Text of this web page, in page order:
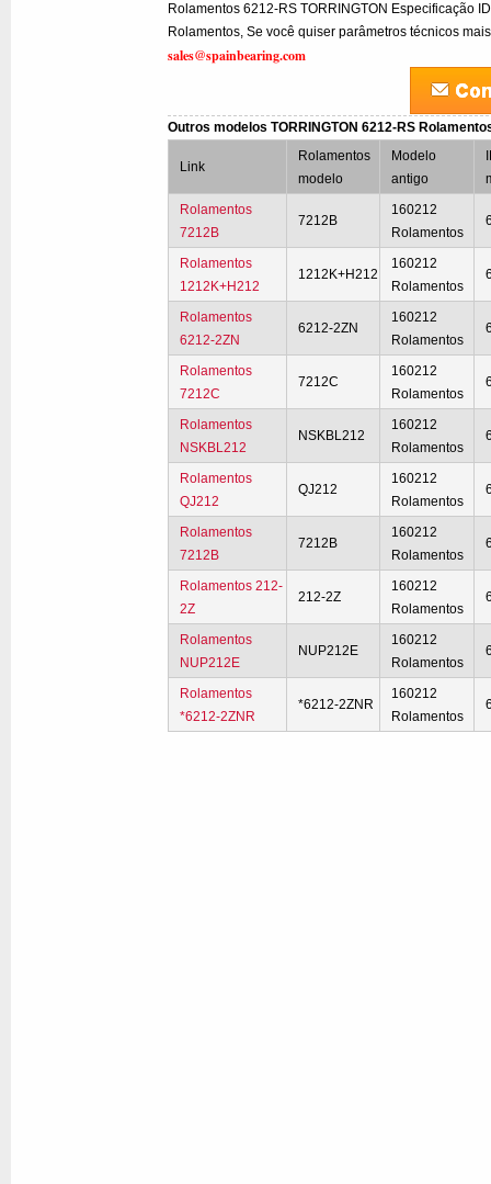
Rolamentos 6212-RS TORRINGTON Especificação
Rolamentos, Se você quiser parâmetros técnicos
sales@spainbearing.com
Outros modelos TORRINGTON 6212-RS
Link
Rolamentos
modelo
Modelo
antigo
Rolamentos
7212B
7212B
160212
Rolamentos
Rolamentos
1212K+H212
1212K+H212
160212
Rolamentos
Rolamentos
6212-2ZN
6212-2ZN
160212
Rolamentos
Rolamentos
7212C
7212C
160212
Rolamentos
Rolamentos
NSKBL212
NSKBL212
160212
Rolamentos
Rolamentos
QJ212
QJ212
160212
Rolamentos
Rolamentos
7212B
7212B
160212
Rolamentos
Rolamentos 212-
2Z
212-2Z
160212
Rolamentos
Rolamentos
NUP212E
NUP212E
160212
Rolamentos
Rolamentos
*6212-2ZNR
*6212-2ZNR
160212
Rolamentos